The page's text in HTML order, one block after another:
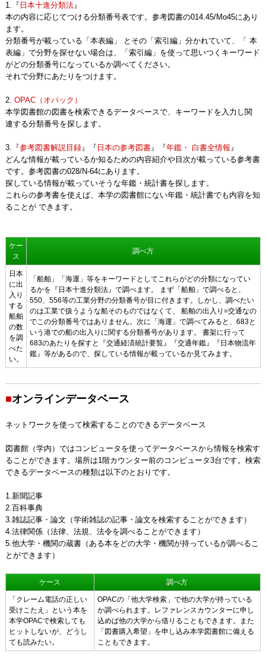
1.『 日本十進分類法』
本の内容に応じてつける分類番号表です。参考図書の014.45/Mo45にあり
ます。
分類番号が載っている「本表編」 とその「索引編」分かれていて、「 本
表編」で分野を探せない場合は、「索引編」を使って思いつくキーワード
がどの分類番号になっているか調べてください。
それで分野にあたりをつけます。
2. OPAC（オパック）
本学図書館の図書を検索できるデータベースで、キーワードを入力し関
連する分類番号を探します。
3.『参考図書解説目録』『 日本の参考図書』『年鑑・ 白書全情報』
どんな情報が載っているか知るための内容紹介や目次が載っている参考書
です。参考図書の028/N-64にあります。
探している情報が載っていそうな年鑑・統計書を探します。
これらの参考書を使えば、本学の図書館にない年鑑・統計書でも内容を知
ることが できます。
ケー
ス
調べ方
日本
に出
入り
する
船舶
の数
を調
べた
い。
「船舶」「海運」等をキーワードとしてこれらがどの分類になってい
るかを『日本十進分類法』で調べます。 まず「船舶」で調べると、
550、556等の工業分野の分類番号が目に付きます。しかし、調べたい
のは工業で扱うような船そのものではなくて、 船舶の出入り=交通なの
でこの分類番号ではありません。次に「海運」で調べてみると、683と
いう港での船の出入りに関する分類番号があります。 書架に行って
683のあたりを探すと『交通経済統計要覧』『交通年鑑』『日本物流年
鑑』等があるので、探している情報が載っているか見てみます。
■オンラインデータベース
ネットワークを使って検索することのできるデータベース
図書館（学内）ではコンピュータを使ってデータベースから情報を検索す
ることができます。場所は1階カウンター前のコンピュータ3台です。検索
できるデータベースの種類は以下のとおりです。
1.新聞記事
2.百科事典
3.雑誌記事・論文（学術雑誌の記事・論文を検索することができます）
4.法律関係（法律、法規、法令を調べることができます）
5.他大学・機関の蔵書（ある本をどの大学・機関が持っているが調べるこ
とができます）
ケース 調べ方
「クレーム電話の正しい
受けこたえ」という本を
本学OPACで検索しても
ヒットしないが、どうし
ても読みたい。
OPACの「他大学検索」で他の大学が持っている
か調べられます。レファレンスカウンターに申し
込めば他の大学から借りることもできます。また
「図書購入希望」を申し込み本学図書館に備える
こともできます。